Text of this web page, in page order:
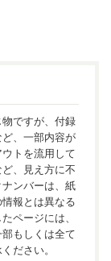
ですが、付録
、一部内容が
トを流用して
、見え方に不
ンバーは、紙
報とは異なる
ページには、
もしくは全て
ださい。